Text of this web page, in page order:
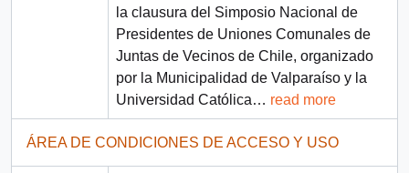
la clausura del Simposio Nacional de
Presidentes de Uniones Comunales de
Juntas de Vecinos de Chile, organizado
por la Municipalidad de Valparaíso y la
Universidad Católica… read more
ÁREA DE CONDICIONES DE ACCESO Y USO